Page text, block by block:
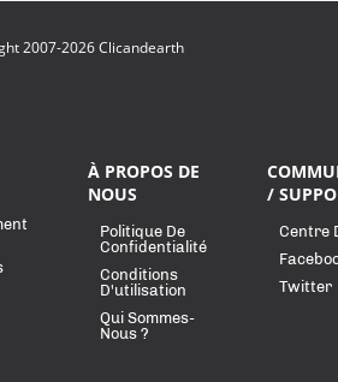
2007-2026 Clicandearth
À PROPOS DE
NOUS
Politique De
Confidentialité
Conditions
D'utilisation
Qui Sommes-
Nous ?
/
Centre
Twitter